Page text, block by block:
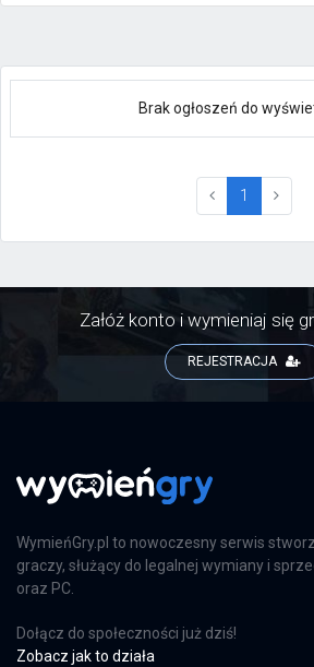
Brak ogłoszeń do
1 (current)
Załóż konto i wymieniaj się
REJESTRACJA
WymieńGry.pl to nowoczesny serwis
graczy, służący do legalnej wymiany i
oraz PC.
Dołącz do społeczności już dziś!
Zobacz jak to działa